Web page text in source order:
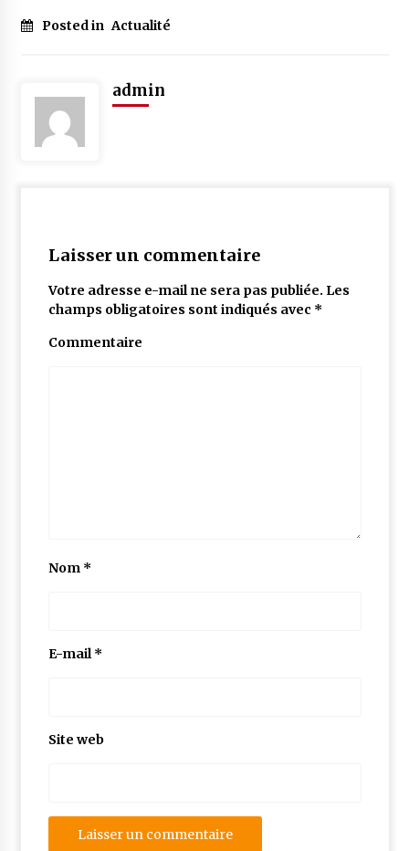
Posted in Actualité
admin
Laisser un commentaire
Votre adresse e-mail ne sera pas publiée. Les
champs obligatoires sont indiqués avec *
Commentaire
Nom *
E-mail*
Site web